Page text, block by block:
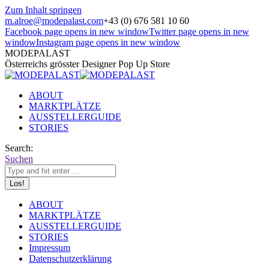
Zum Inhalt springen
m.alroe@modepalast.com+43 (0) 676 581 10 60
Facebook page opens in new windowTwitter page opens in new
windowInstagram page opens in new window
MODEPALAST
Österreichs grösster Designer Pop Up Store
ABOUT
MARKTPLÄTZE
AUSSTELLERGUIDE
STORIES
Search:
Suchen
ABOUT
MARKTPLÄTZE
AUSSTELLERGUIDE
STORIES
Impressum
Datenschutzerklärung